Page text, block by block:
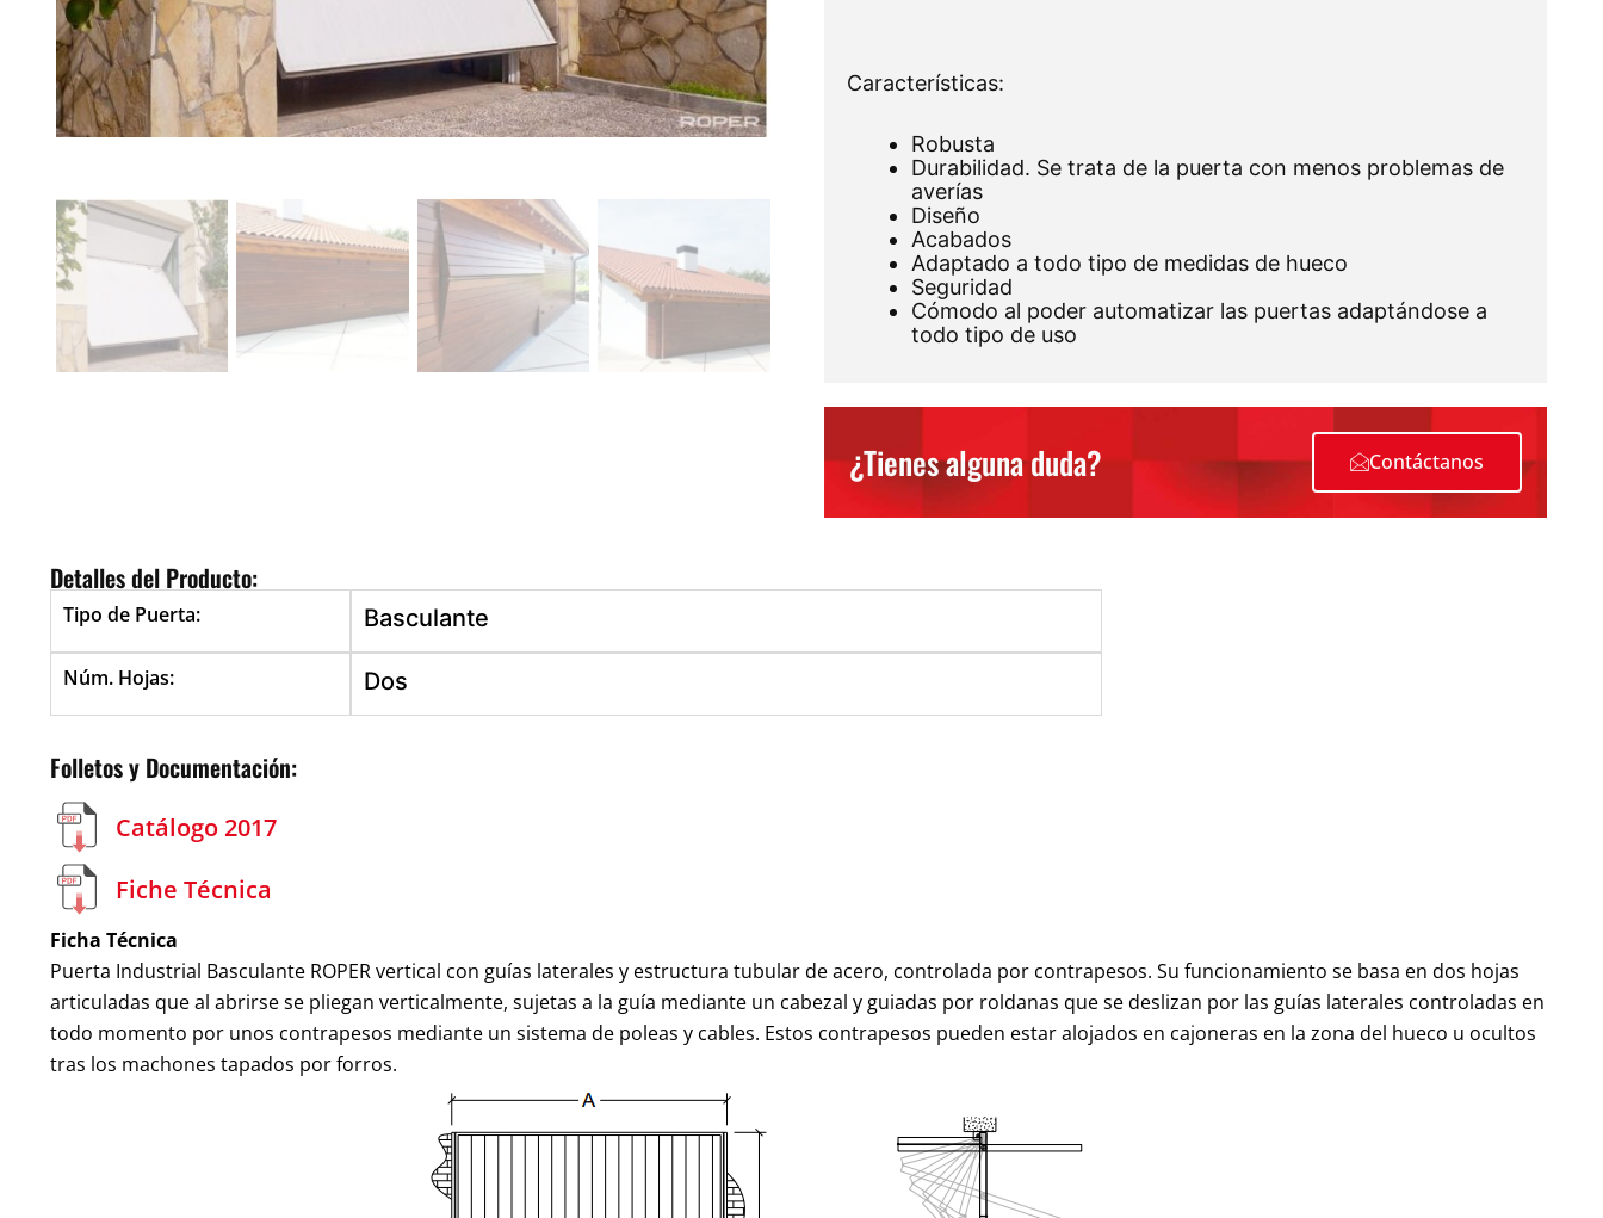
Características:
Robusta
Durabilidad. Se trata de la puerta con menos problemas de
averías
Diseño
Acabados
Adaptado a todo tipo de medidas de hueco
Seguridad
Cómodo al poder automatizar las puertas adaptándose a
todo tipo de uso
¿Tienes alguna duda? Contáctanos
Detalles del Producto:
Tipo de Puerta: Basculante
Núm. Hojas: Dos
Folletos y Documentación:
Catálogo 2017
Fiche Técnica
Ficha Técnica
Puerta Industrial Basculante ROPER vertical con guías laterales y estructura tubular de acero, controlada por contrapesos. Su funcionamiento se basa en dos hojas
articuladas que al abrirse se pliegan verticalmente, sujetas a la guía mediante un cabezal y guiadas por roldanas que se deslizan por las guías laterales controladas en
todo momento por unos contrapesos mediante un sistema de poleas y cables. Estos contrapesos pueden estar alojados en cajoneras en la zona del hueco u ocultos
tras los machones tapados por forros.